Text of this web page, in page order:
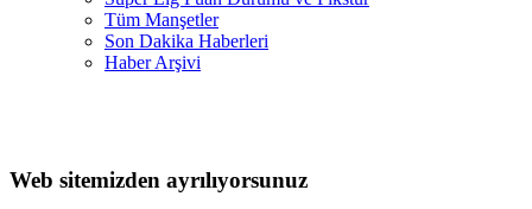
Tüm Manşetler
Son Dakika Haberleri
Haber Arşivi
Web sitemizden ayrılıyorsunuz